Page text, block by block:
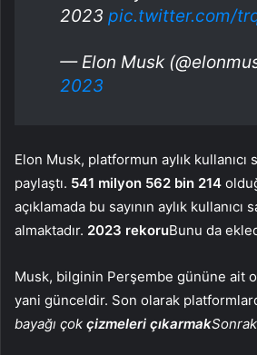
2023 pic.twitter.com/
— Elon Musk
2023
Elon Musk, platformun aylık kullanıcı
paylaştı. 541 milyon 562 bin 214
açıklamada bu sayının aylık kullanıcı
almaktadır. 2023 rekoruBunu da
Musk, bilginin Perşembe gününe ait
yani günceldir. Son olarak
bayağı çok çizmeleri çıkarmak